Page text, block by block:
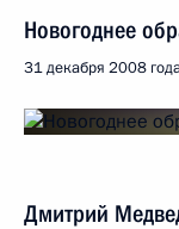
Новогоднее
31 декабря 2008
Дмитрий